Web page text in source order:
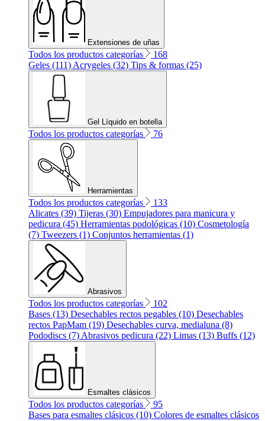
Extensiones de uñas
Todos los productos categorías
168
Geles (111) Acrygeles (32) Tips & formas (25)
Gel Líquido en botella
Todos los productos categorías 76
Herramientas
Todos los productos categorías
133
Alicates (39) Tijeras (30) Empujadores para manicura y
pedicura (45) Herramientas podológicas (10) Cosmetología
(7) Tweezers (1) Conjuntos herramientas (1)
Abrasivos
Todos los productos categorías
102
Bases (13) Desechables rectos pegables (10) Desechables
rectos PapMam (19) Desechables curva, medialuna (8)
Pododiscs (7) Abrasivos pedicura (22) Limas (13) Buffs (12)
Esmaltes clásicos
Todos los productos categorías
95
Bases para esmaltes clásicos (10) Colores de esmaltes clásicos